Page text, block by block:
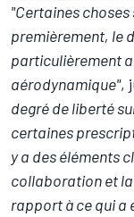
"Certaines
premièrement, le
particulièrement
aérodynamique",
degré de liberté
certaines
y a des éléments
collaboration et
rapport à ce qui a